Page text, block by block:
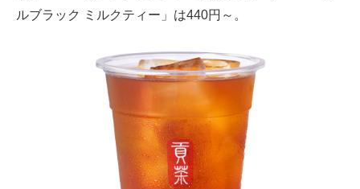
ビジネスと働き方のヒント
企業ITのトレンドを詳説
経営リーダーのコミュニティ
マーケ×ITの今がよく分かる
ITエンジニア向け専門サイト
ルブラック ミルクティー」は440円～。